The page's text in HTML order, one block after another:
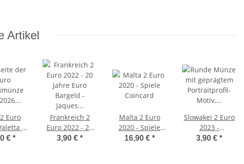
Artikel
Euro
-
€ *
Frankreich 2
Euro 2022 - 20
Jahre Euro
3,90 € *
Malta 2 Euro
2020 - Spiele
Coincard
16,90 € *
Slowakei 2 Euro
2023 -
Bluttransfusion
3,90 € *